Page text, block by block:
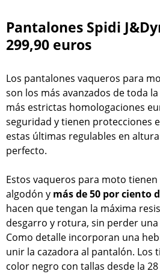
Pantalones Spidi
299,90 euros
Los pantalones vaqueros para
son los más avanzados de toda
más estrictas homologaciones
seguridad y tienen protecciones
estas últimas regulables en
perfecto.
Estos vaqueros para moto tienen
algodón y más de 50 por ciento
hacen que tengan la máxima
desgarro y rotura, sin perder
Como detalle incorporan una
unir la cazadora al pantalón. Los
color negro con tallas desde la 28